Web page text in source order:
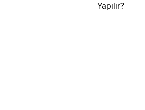
Yapılır?